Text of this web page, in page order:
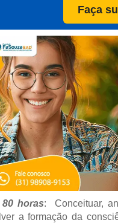
Faça
horas: Conceituar,
a formação da